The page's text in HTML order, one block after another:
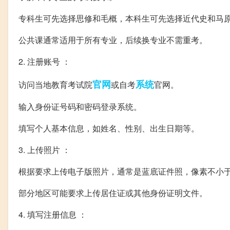
专科生可先选择思修和毛概，本科生可先选择近代史和马原
公共课通常适用于所有专业，后续换专业不需重考。
2. 注册账号 ：
访问当地教育考试院官网或自考系统官网。
输入身份证号码和密码登录系统。
填写个人基本信息，如姓名、性别、出生日期等。
3. 上传照片 ：
根据要求上传电子版照片，通常是蓝底证件照，像素不小
部分地区可能要求上传居住证或其他身份证明文件。
4. 填写注册信息 ：